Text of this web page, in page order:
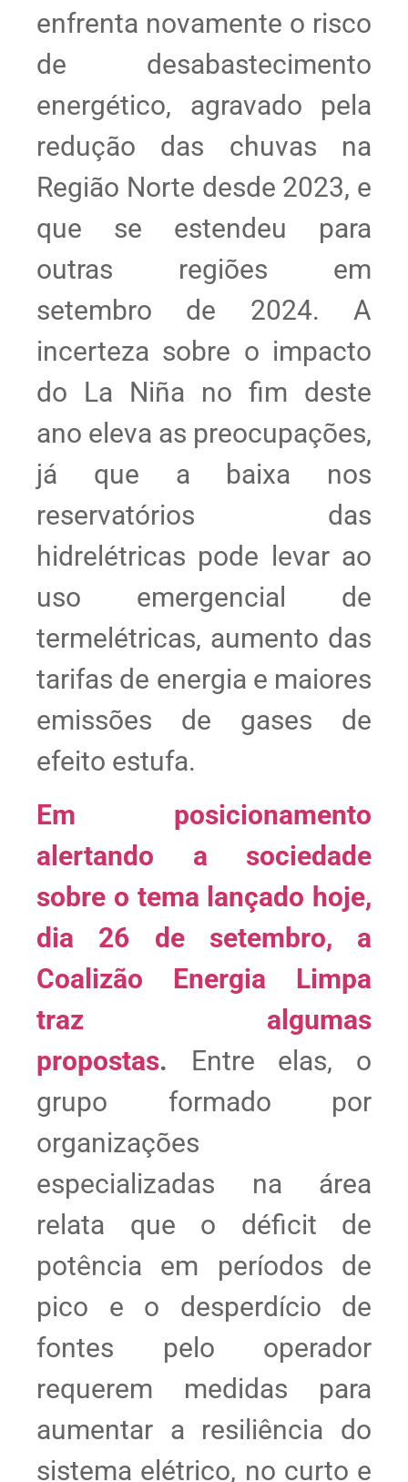
enfrenta novamente o risco
de desabastecimento
energético, agravado pela
redução das chuvas na
Região Norte desde 2023, e
que se estendeu para
outras regiões em
setembro de 2024. A
incerteza sobre o impacto
do La Niña no fim deste
ano eleva as preocupações,
já que a baixa nos
reservatórios das
hidrelétricas pode levar ao
uso emergencial de
termelétricas, aumento das
tarifas de energia e maiores
emissões de gases de
efeito estufa.
Em posicionamento
alertando a sociedade
sobre o tema lançado hoje,
dia 26 de setembro, a
Coalizão Energia Limpa
traz algumas
propostas. Entre elas, o
grupo formado por
organizações
especializadas na área
relata que o déficit de
potência em períodos de
pico e o desperdício de
fontes pelo operador
requerem medidas para
aumentar a resiliência do
sistema elétrico, no curto e